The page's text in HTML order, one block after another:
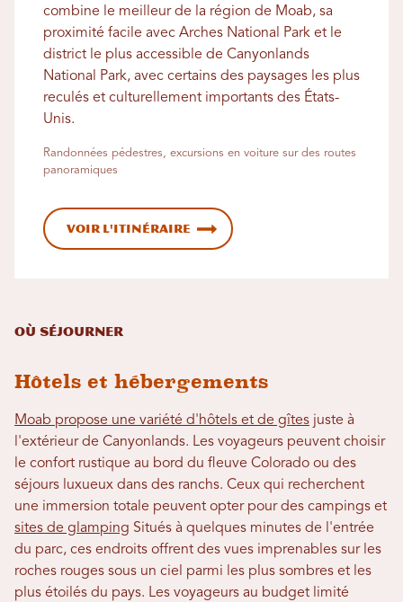
combine le meilleur de la région de Moab, sa
proximité facile avec Arches National Park et le
district le plus accessible de Canyonlands
National Park, avec certains des paysages les plus
reculés et culturellement importants des États-
Unis.
Randonnées pédestres, excursions en voiture sur des routes
panoramiques
Voir l'itinéraire
Où séjourner
Hôtels et hébergements
Moab propose une variété d'hôtels et de gîtes juste à
l'extérieur de Canyonlands. Les voyageurs peuvent choisir
le confort rustique au bord du fleuve Colorado ou des
séjours luxueux dans des ranchs. Ceux qui recherchent
une immersion totale peuvent opter pour des campings et
sites de glamping Situés à quelques minutes de l'entrée
du parc, ces endroits offrent des vues imprenables sur les
roches rouges sous un ciel parmi les plus sombres et les
plus étoilés du pays. Les voyageurs au budget limité